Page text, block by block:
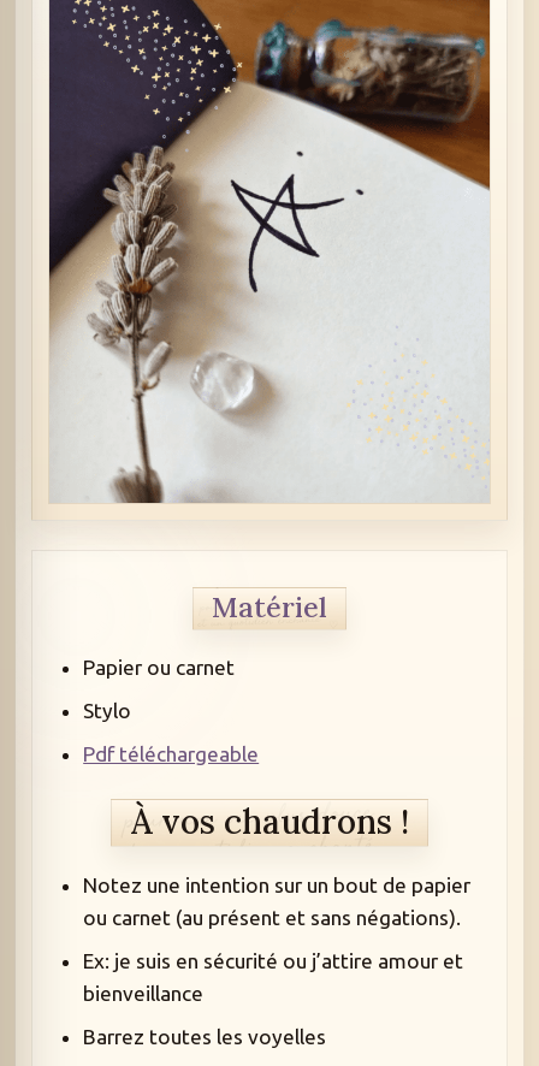
Matériel
Papier ou carnet
Stylo
Pdf téléchargeable
À vos chaudrons !
Notez une intention sur un bout de papier
ou carnet (au présent et sans négations).
Ex: je suis en sécurité ou j’attire amour et
bienveillance
Barrez toutes les voyelles